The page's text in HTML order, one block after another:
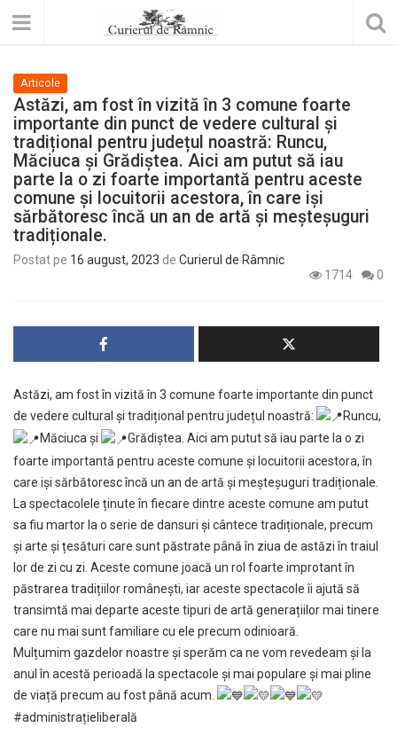
Articole
Astăzi, am fost în vizită în 3 comune foarte
importante din punct de vedere cultural și
tradițional pentru județul noastră: Runcu,
Măciuca și Grădiștea. Aici am putut să iau
parte la o zi foarte importantă pentru aceste
comune și locuitorii acestora, în care iși
sărbătoresc încă un an de artă și meșteșuguri
tradiționale.
Postat pe 16 august, 2023 de Curierul de Râmnic
1714
0
Astăzi, am fost în vizită în 3 comune foarte importante din punct
de vedere cultural și tradițional pentru județul noastră:
Runcu,
Măciuca și
Grădiștea. Aici am putut să iau parte la o zi
foarte importantă pentru aceste comune și locuitorii acestora, în
care iși sărbătoresc încă un an de artă și meșteșuguri tradiționale.
​La spectacolele ținute în fiecare dintre aceste comune am putut
sa fiu martor la o serie de dansuri și cântece tradiționale, precum
și arte și țesături care sunt păstrate până în ziua de astăzi în traiul
lor de zi cu zi. Aceste comune joacă un rol foarte improtant în
păstrarea tradițiilor românești, iar aceste spectacole îi ajută să
transimtă mai departe aceste tipuri de artă generațiilor mai tinere
care nu mai sunt familiare cu ele precum odinioară.
​Mulțumim gazdelor noastre și sperăm ca ne vom revedeam și la
anul în acestă perioadă la spectacole și mai populare și mai pline
de viață precum au fost până acum.
#administrațieliberală